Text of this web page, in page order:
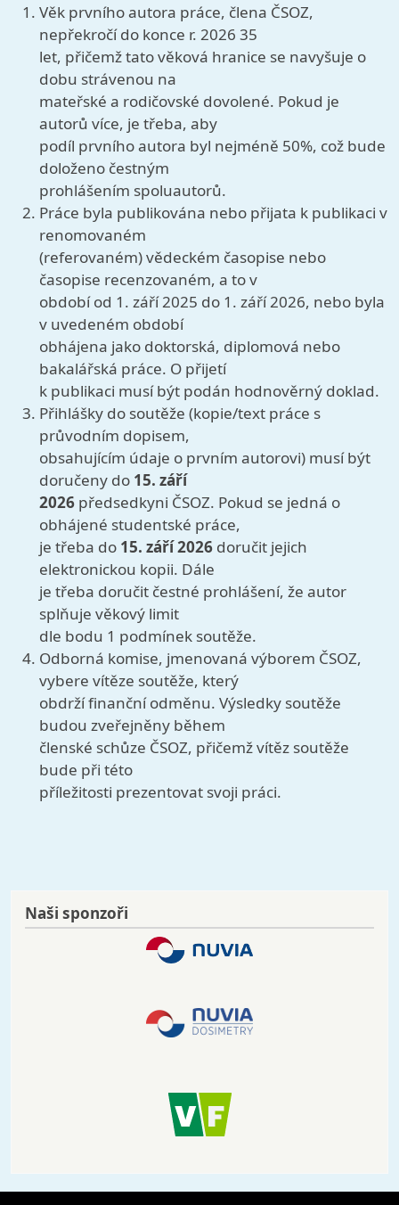
Věk prvního autora práce, člena ČSOZ,
nepřekročí do konce r. 2026 35
let, přičemž tato věková hranice se navyšuje o
dobu strávenou na
mateřské a rodičovské dovolené. Pokud je
autorů více, je třeba, aby
podíl prvního autora byl nejméně 50%, což bude
doloženo čestným
prohlášením spoluautorů.
Práce byla publikována nebo přijata k publikaci v
renomovaném
(referovaném) vědeckém časopise nebo
časopise recenzovaném, a to v
období od 1. září 2025 do 1. září 2026, nebo byla
v uvedeném období
obhájena jako doktorská, diplomová nebo
bakalářská práce. O přijetí
k publikaci musí být podán hodnověrný doklad.
Přihlášky do soutěže (kopie/text práce s
průvodním dopisem,
obsahujícím údaje o prvním autorovi) musí být
doručeny do 15. září
2026 předsedkyni ČSOZ. Pokud se jedná o
obhájené studentské práce,
je třeba do 15. září 2026 doručit jejich
elektronickou kopii. Dále
je třeba doručit čestné prohlášení, že autor
splňuje věkový limit
dle bodu 1 podmínek soutěže.
Odborná komise, jmenovaná výborem ČSOZ,
vybere vítěze soutěže, který
obdrží finanční odměnu. Výsledky soutěže
budou zveřejněny během
členské schůze ČSOZ, přičemž vítěz soutěže
bude při této
příležitosti prezentovat svoji práci.
Naši sponzoři
Image
Image
Image